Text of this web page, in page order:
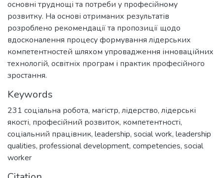
основні труднощі та потреби у професійному
розвитку. На основі отриманих результатів
розроблено рекомендації та пропозиції щодо
вдосконалення процесу формування лідерських
компетентностей шляхом упровадження інноваційних
технологій, освітніх програм і практик професійного
зростання.
Keywords
231 соціальна робота, магістр, лідерство, лідерські
якості, професійний розвиток, компетентності,
соціальний працівник, leadership, social work, leadership
qualities, professional development, competencies, social
worker